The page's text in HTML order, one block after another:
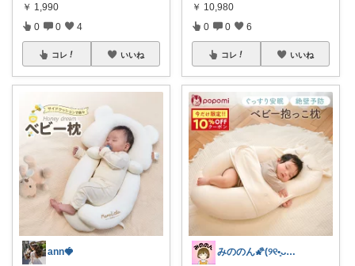
￥ 1,990
0 0 4
コレ いいね
ann🍓
￥ 10,980
0 0 6
コレ いいね
みののん🌠(୨୧•͈ᴗ•͈)感謝♡